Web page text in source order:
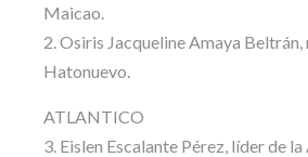
Maicao.
2. Osiris Jacqueline Amaya
Hatonuevo.
ATLANTICO
3. Eislen Escalante Pérez, líder de